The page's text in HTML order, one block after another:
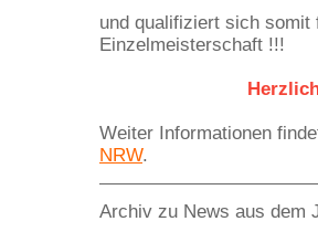
und qualifiziert sich somit
Einzelmeisterschaft !!!
Weiter Informationen
NRW.
Archiv zu News aus dem